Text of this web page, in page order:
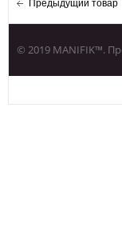
Предыдущий товар
© 2019 MANIFIK™.